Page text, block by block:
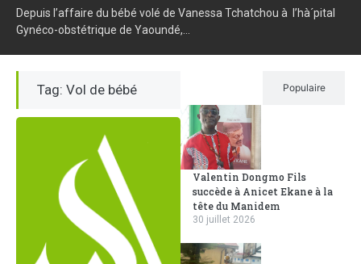
Depuis l’affaire du bébé volé de Vanessa Tchatchou à l’hà´pital
Gynéco-obstétrique de Yaoundé,...
Tag: Vol de bébé Populaire
Valentin Dongmo Fils
succède à Anicet Ekane à la
tête du Manidem
30 juillet 2026